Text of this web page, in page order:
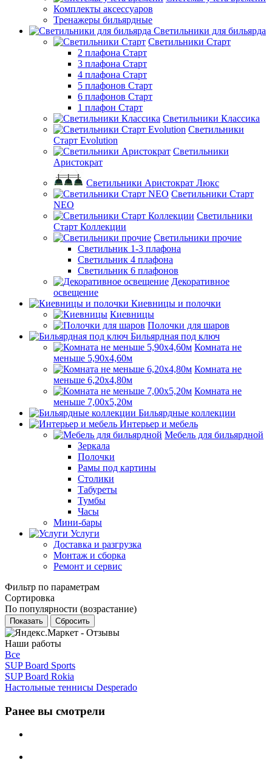
Комплекты аксессуаров
Тренажеры бильярдные
Светильники для бильярда
Светильники Старт
2 плафона Старт
3 плафона Старт
4 плафона Старт
5 плафонов Старт
6 плафонов Старт
1 плафон Старт
Светильники Классика
Светильники
Старт Evolution
Светильники
Аристократ
Светильники Аристократ Люкс
Светильники Старт
NEO
Светильники
Старт Коллекции
Светильники прочие
Светильник 1-3 плафона
Светильник 4 плафона
Светильник 6 плафонов
Декоративное
освещение
Киевницы и полочки
Киевницы
Полочки для шаров
Бильярдная под ключ
Комната не
меньше 5,90х4,60м
Комната не
меньше 6,20х4,80м
Комната не
меньше 7,00х5,20м
Бильярдные коллекции
Интерьер и мебель
Мебель для бильярдной
Зеркала
Полочки
Рамы под картины
Столики
Табуреты
Тумбы
Часы
Мини-бары
Услуги
Доставка и разгрузка
Монтаж и сборка
Ремонт и сервис
Фильтр по параметрам
Сортировка
По популярности (возрастание)
Сбросить
Наши работы
Все
SUP Board Sports
SUP Board Rokia
Настольные теннисы Desperado
Ранее вы смотрели